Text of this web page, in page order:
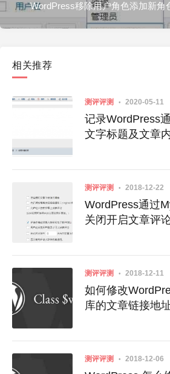
WordPress移除用户角色添加新角
相关推荐
测评评测 2020-05-11
记录WordPress
文字标题及文章
测评评测 2018-12-22
WordPress通过
关闭开启文章评
测评评测 2018-12-11
如何修改
库的文章链接地
测评评测 2018-12-06